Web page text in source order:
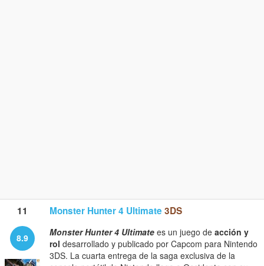
11 Monster Hunter 4 Ultimate 3DS
8.9 Monster Hunter 4 Ultimate es un juego de acción y
rol desarrollado y publicado por Capcom para Nintendo
3DS. La cuarta entrega de la saga exclusiva de la